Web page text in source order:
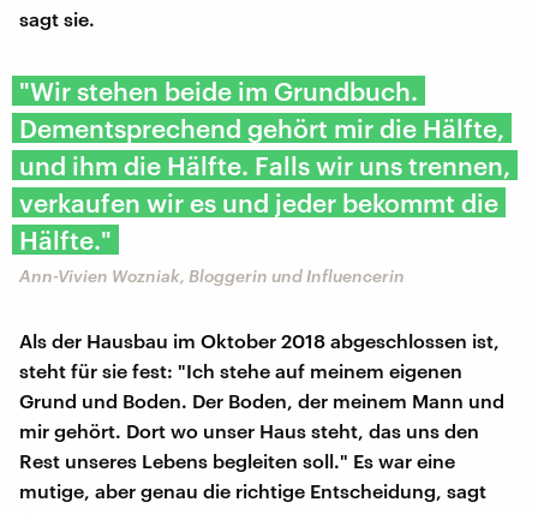
sagt sie.
"Wir stehen beide im Grundbuch.
Dementsprechend gehört mir die Hälfte,
und ihm die Hälfte. Falls wir uns trennen,
verkaufen wir es und jeder bekommt die
Hälfte."
Ann-Vivien Wozniak, Bloggerin und Influencerin
Als der Hausbau im Oktober 2018 abgeschlossen ist,
steht für sie fest: "Ich stehe auf meinem eigenen
Grund und Boden. Der Boden, der meinem Mann und
mir gehört. Dort wo unser Haus steht, das uns den
Rest unseres Lebens begleiten soll." Es war eine
mutige, aber genau die richtige Entscheidung, sagt